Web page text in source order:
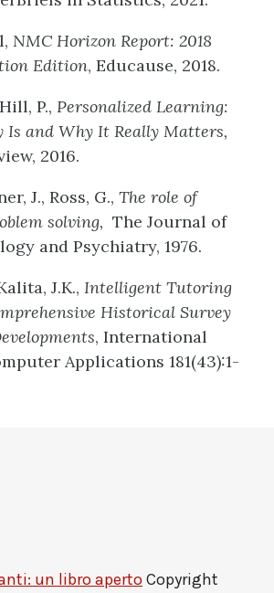
NMC Horizon Report: 2018
Edition, Educause, 2018.
P., Personalized Learning:
Is and Why It Really Matters,
2016.
J., Ross, G., The role of
solving, The Journal of
and Psychiatry, 1976.
J.K., Intelligent Tutoring
Historical Survey
, International
Applications 181(43):1-
un libro apertoCopyright